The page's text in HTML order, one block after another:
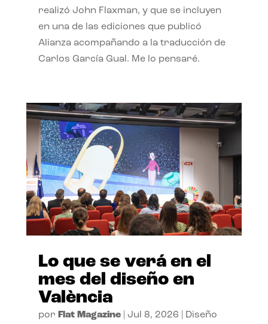
realizó John Flaxman, y que se incluyen
en una de las ediciones que publicó
Alianza acompañando a la traducción de
Carlos García Gual. Me lo pensaré.
Lo que se verá en el
mes del diseño en
València
por Flat Magazine| Jul 8, 2026 Diseño